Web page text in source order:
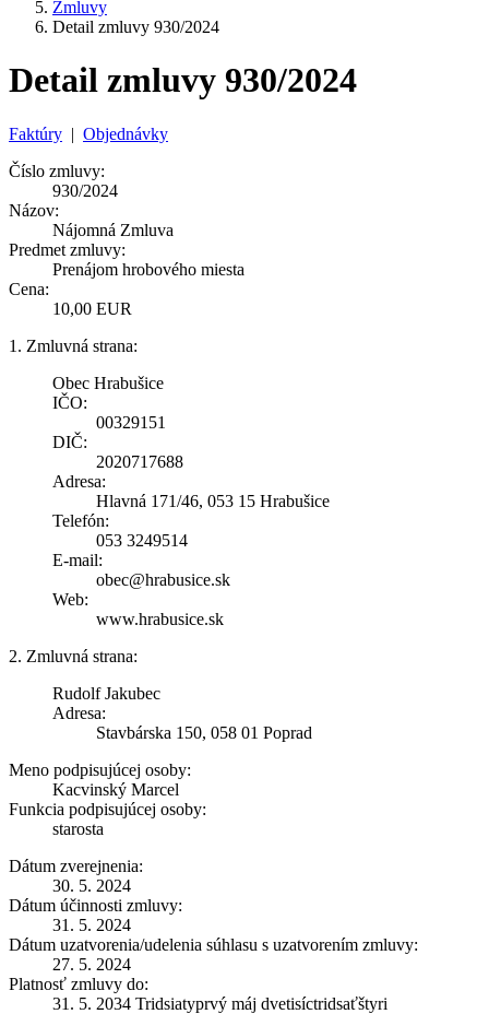
Zmluvy
Detail zmluvy 930/2024
Detail zmluvy 930/2024
Faktúry | Objednávky
Číslo zmluvy:
930/2024
Názov:
Nájomná Zmluva
Predmet zmluvy:
Prenájom hrobového miesta
Cena:
10,00 EUR
1. Zmluvná strana:
Obec Hrabušice
IČO:
00329151
DIČ:
2020717688
Adresa:
Hlavná 171/46, 053 15 Hrabušice
Telefón:
053 3249514
E-mail:
obec@hrabusice.sk
Web:
www.hrabusice.sk
2. Zmluvná strana:
Rudolf Jakubec
Adresa:
Stavbárska 150, 058 01 Poprad
Meno podpisujúcej osoby:
Kacvinský Marcel
Funkcia podpisujúcej osoby:
starosta
Dátum zverejnenia:
30. 5. 2024
Dátum účinnosti zmluvy:
31. 5. 2024
Dátum uzatvorenia/udelenia súhlasu s uzatvorením zmluvy:
27. 5. 2024
Platnosť zmluvy do:
31. 5. 2034 Tridsiatyprvý máj dvetisíctridsaťštyri